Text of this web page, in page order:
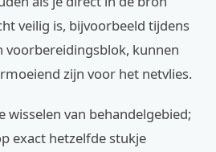
veilig is, bijvoorbeeld tijdens
voorbereidingsblok, kunnen
zijn voor het netvlies.
wisselen van behandelgebied;
exact hetzelfde stukje